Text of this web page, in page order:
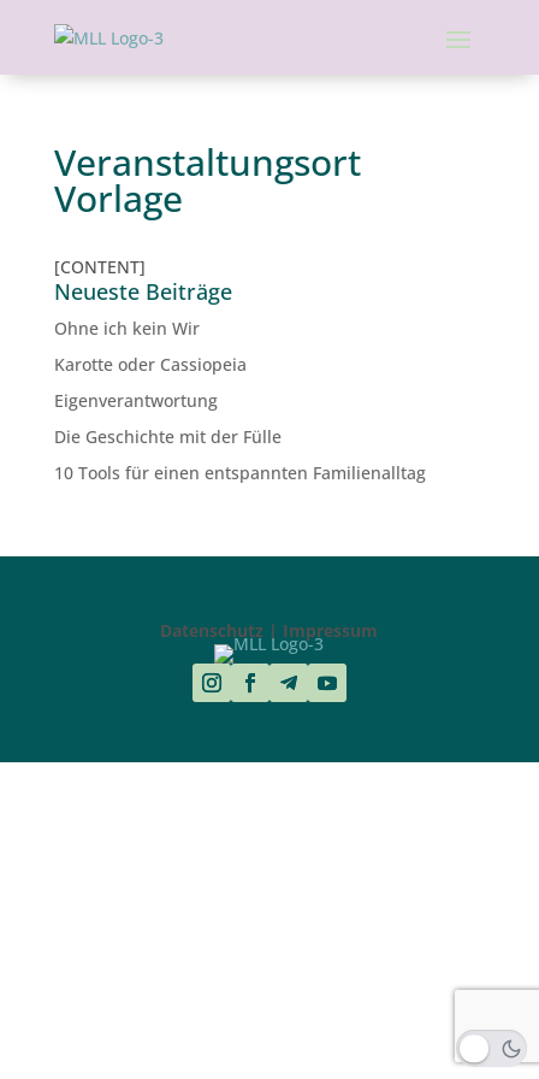
Veranstaltungsort
Vorlage
[CONTENT]
Neueste Beiträge
Ohne ich kein Wir
Karotte oder Cassiopeia
Eigenverantwortung
Die Geschichte mit der Fülle
10 Tools für einen entspannten Familienalltag
Datenschutz | Impressum